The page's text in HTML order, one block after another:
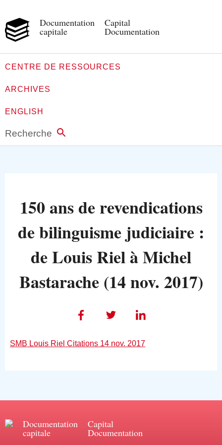
Documentation
capitale
Capital
Documentation
CENTRE DE RESSOURCES
ARCHIVES
ENGLISH
Recherche
150 ans de revendications
de bilinguisme judiciaire :
de Louis Riel à Michel
Bastarache (14 nov. 2017)
SMB Louis Riel Citations 14 nov. 2017
Documentation
capitale
Capital
Documentation